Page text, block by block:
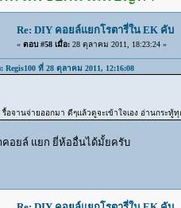
Re: DIY คอยล์แยกโรตารี่ใน EK คับ
« ตอบ #58 เมื่อ:28 ตุลาคม 2011, 18:23:24 »
Regis100 ที่ 28 ตุลาคม 2011, 12:16:08
อจานจ่ายออกมา ดีๆแล้วดูจะเข้าใจเอง อ่านกระทู้
าคอยล์ แยก ยี่ห้ออื่นได้มั้ยครับ